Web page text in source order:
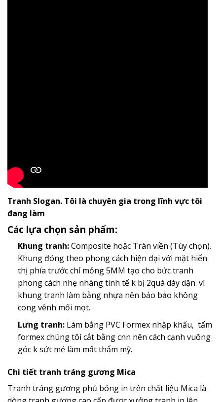
Tranh Slogan. Tôi là chuyên gia trong lĩnh vực tôi
đang làm
Các lựa chọn sản phẩm:
Khung tranh:Composite hoặc Tràn viền (Tùy chọn).
Khung đóng theo phong cách hiện đại với mặt hiển
thị phía trước chỉ mỏng 5MM tạo cho bức tranh
phong cách nhẹ nhàng tinh tế k bị 2quá dày dặn. vì
khung tranh làm bằng nhựa nên bảo bảo không
cong vênh mối mọt.
Lưng tranh:Làm bằng PVC Formex nhập khẩu, tấm
formex chúng tôi cắt bằng cnn nên cách cạnh vuông
góc k sứt mẻ làm mất thẩm mỹ.
Chi tiết tranh tráng gương Mica
Tranh tráng gương phủ bóng in trên chất liệu Mica là